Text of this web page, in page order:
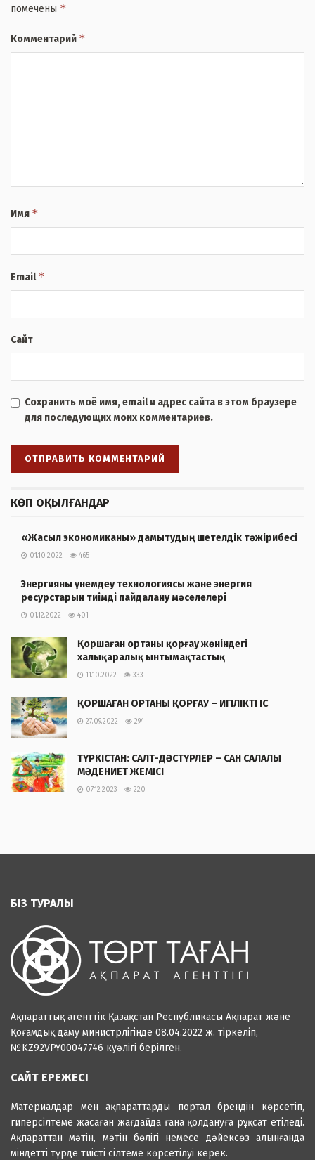
помечены *
Комментарий *
Имя *
Email*
Сайт
Сохранить моё имя, email и адрес сайта в этом браузере
для последующих моих комментариев.
КӨП ОҚЫЛҒАНДАР
«Жасыл экономиканы» дамытудың шетелдік тәжірибесі
01.10.2022 465
Энергияны үнемдеу технологиясы және энергия
ресурстарын тиімді пайдалану мәселелері
01.12.2022 401
Қоршаған ортаны қорғау жөніндегі
халықаралық ынтымақтастық
11.10.2022 333
ҚОРШАҒАН ОРТАНЫ ҚОРҒАУ – ИГІЛІКТІ ІС
27.09.2022 294
ТҮРКІСТАН: САЛТ-ДӘСТҮРЛЕР – САН САЛАЛЫ
МӘДЕНИЕТ ЖЕМІСІ
07.12.2023 220
БІЗ ТУРАЛЫ
Ақпараттық агенттік Қазақстан Республикасы Ақпарат және
Қоғамдық даму министрлігінде 08.04.2022 ж. тіркеліп,
№KZ92VPY00047746 куәлігі берілген.
САЙТ ЕРЕЖЕСІ
Материалдар мен ақпараттарды портал брендін көрсетіп,
гиперсілтеме жасаған жағдайда ғана қолдануға рұқсат етіледі.
Ақпараттан мәтін, мәтін бөлігі немесе дәйексөз алынғанда
міндетті түрде тиісті сілтеме көрсетілуі керек.